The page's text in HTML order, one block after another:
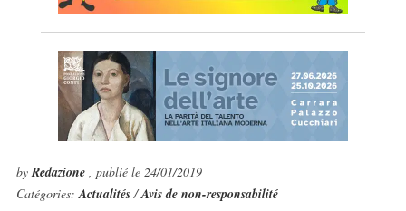
byRedazione , publié le 24/01/2019
Catégories:Actualités/Avis de non-responsabilité